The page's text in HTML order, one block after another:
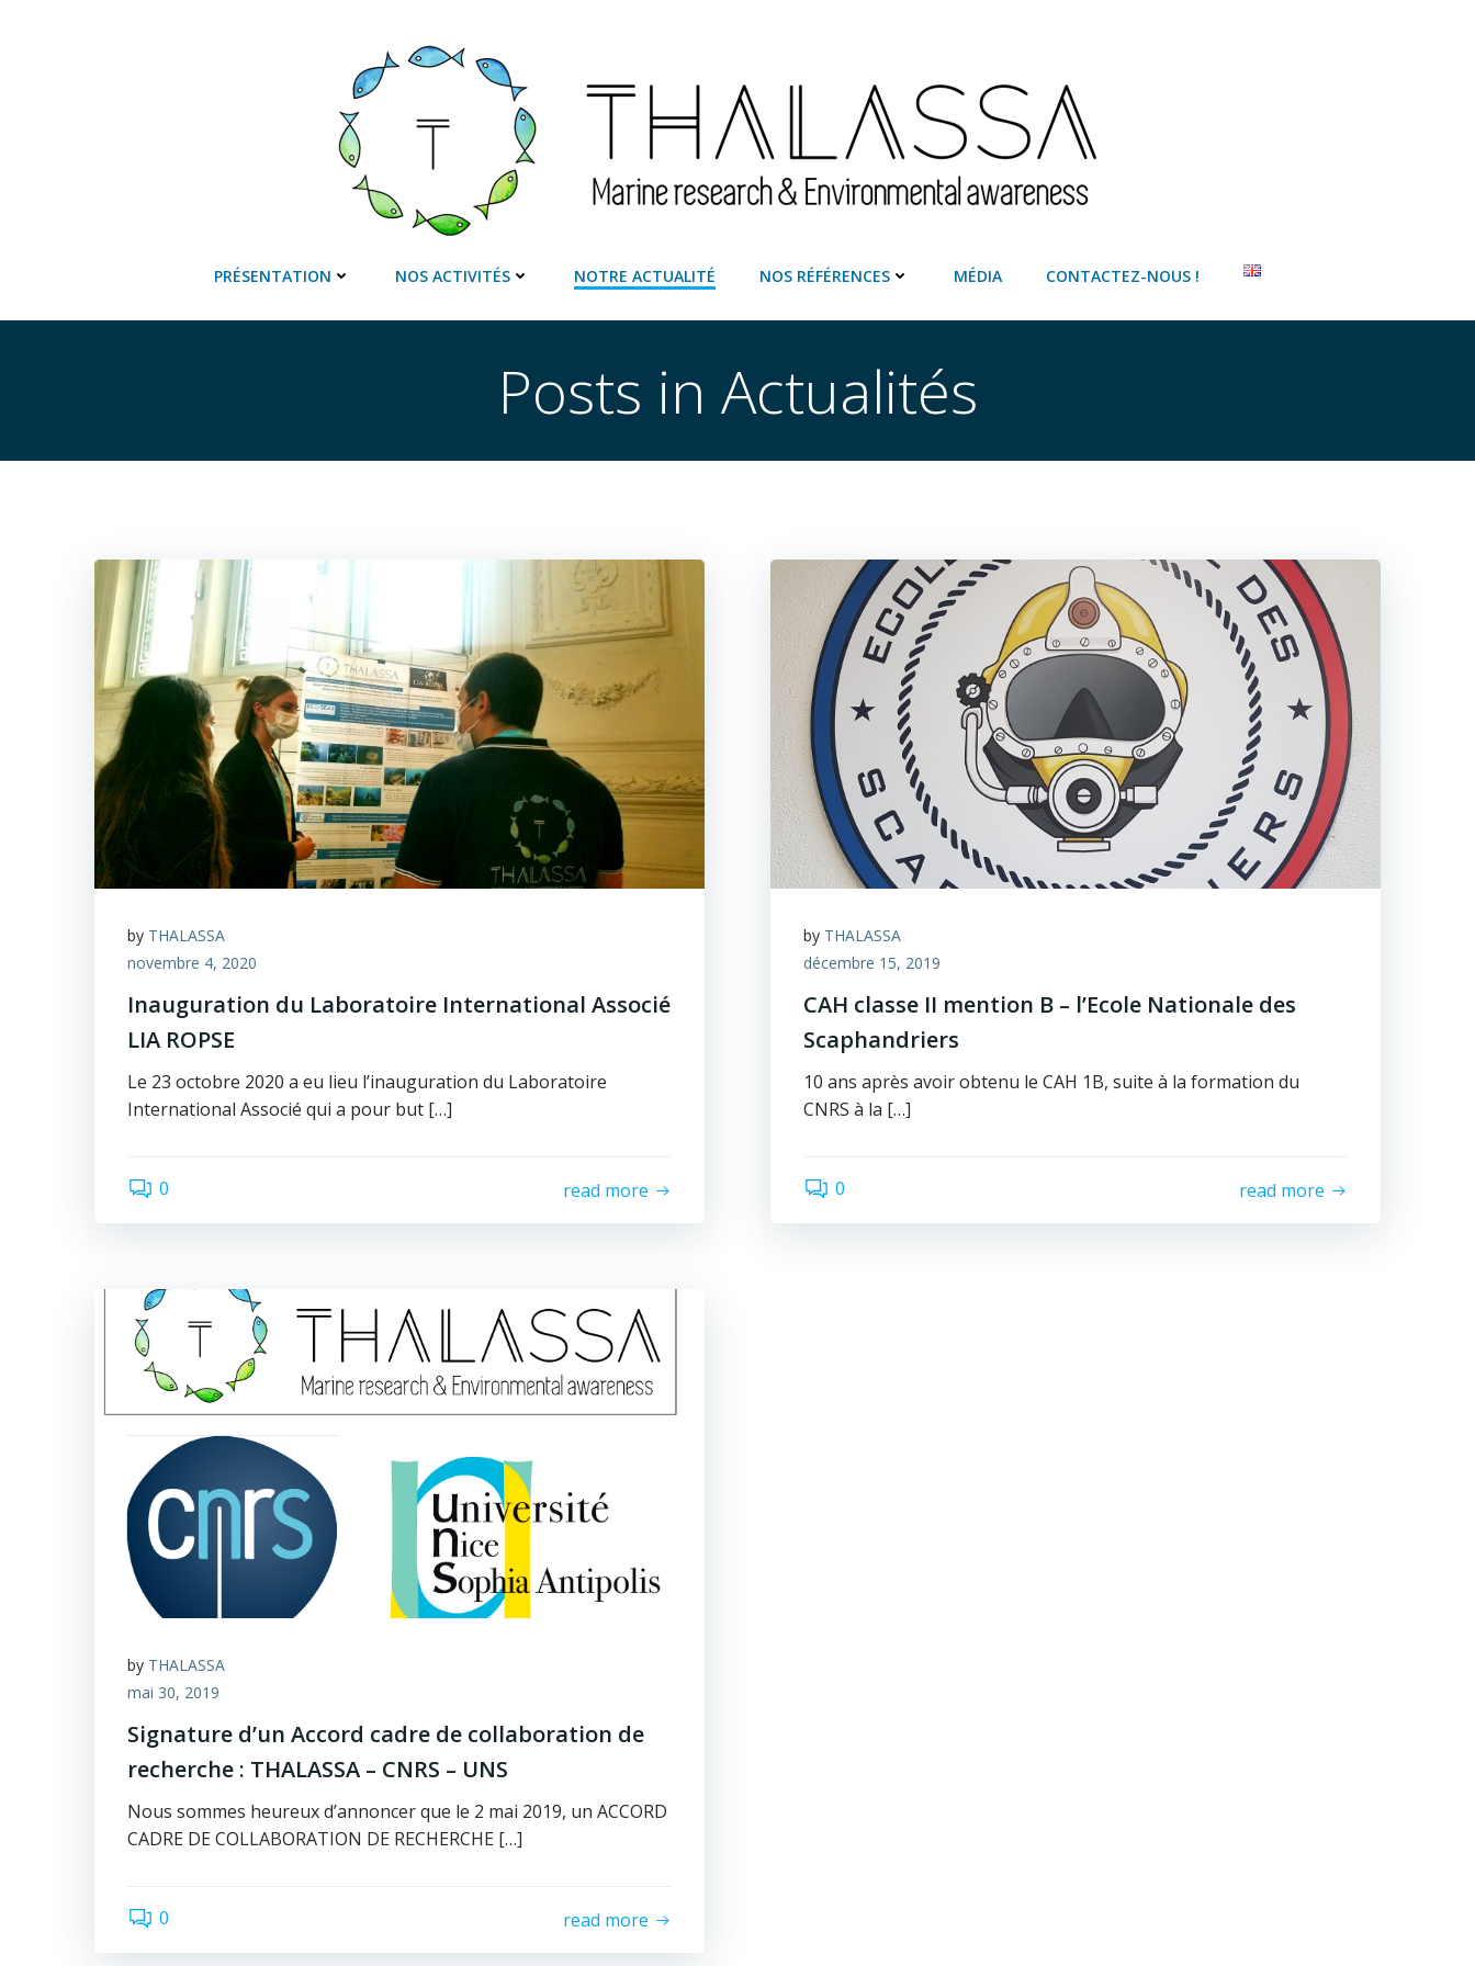
PRÉSENTATION NOS ACTIVITÉS NOTRE ACTUALITÉ NOS RÉFÉRENCES MÉDIA CONTACTEZ-NOUS !
Posts in Actualités
by THALASSA
novembre 4, 2020
Inauguration du Laboratoire International Associé
LIA ROPSE
Le 23 octobre 2020 a eu lieu l’inauguration du Laboratoire
International Associé qui a pour but […]
0 read more
by THALASSA
décembre 15, 2019
CAH classe II mention B – l’Ecole Nationale des
Scaphandriers
10 ans après avoir obtenu le CAH 1B, suite à la formation du
CNRS à la […]
0 read more
by THALASSA
mai 30, 2019
Signature d’un Accord cadre de collaboration de
recherche : THALASSA – CNRS – UNS
Nous sommes heureux d’annoncer que le 2 mai 2019, un ACCORD
CADRE DE COLLABORATION DE RECHERCHE […]
0 read more